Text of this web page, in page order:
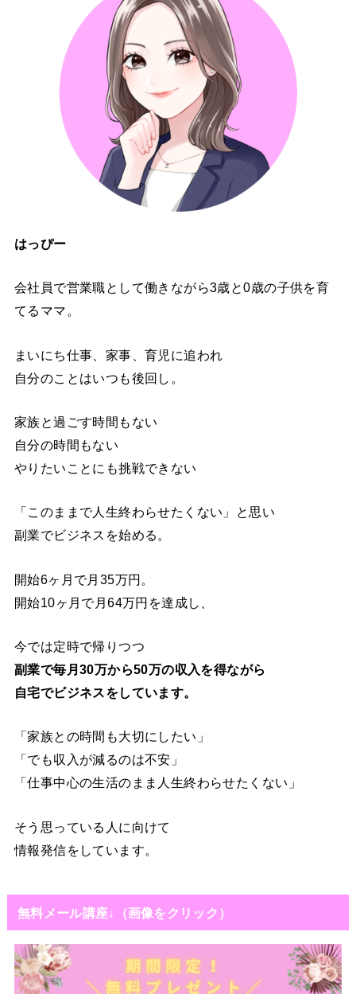
はっぴー
会社員で営業職として働きながら3歳と0歳の子供を育
てるママ。
まいにち仕事、家事、育児に追われ
自分のことはいつも後回し。
家族と過ごす時間もない
自分の時間もない
やりたいことにも挑戦できない
「このままで人生終わらせたくない」と思い
副業でビジネスを始める。
開始6ヶ月で月35万円。
開始10ヶ月で月64万円を達成し、
今では定時で帰りつつ
副業で毎月30万から50万の収入を得ながら
自宅でビジネスをしています。
「家族との時間も大切にしたい」
「でも収入が減るのは不安」
「仕事中心の生活のまま人生終わらせたくない」
そう思っている人に向けて
情報発信をしています。
無料メール講座↓（画像をクリック）